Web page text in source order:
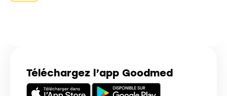
Téléchargez l’app Goodmed